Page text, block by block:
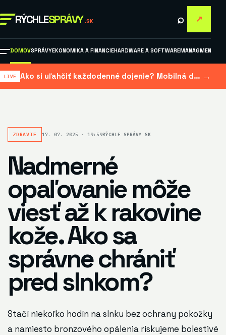
RÝCHLESPRÁVY .SK ⌕ ↗
DOMOVSPRÁVYEKONOMIKA A FINANCIEHARDWARE A SOFTWAREMANAGMENT A
Ako si uľahčiť každodenné dojenie? Mobilná dojačka šetrí čas aj námahu →
ZDRAVIE 17. 07. 2025 · 19:59RÝCHLE SPRÁVY SK
Nadmerné
opaľovanie môže
viesť až k rakovine
kože. Ako sa
správne chrániť
pred slnkom?
Stačí niekoľko hodín na slnku bez ochrany pokožky
a namiesto bronzového opálenia riskujeme bolestivé